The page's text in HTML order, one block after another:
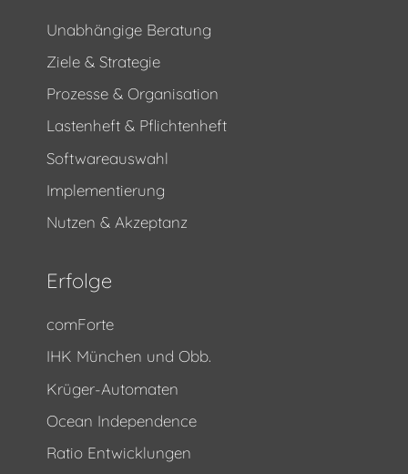
Unabhängige Beratung
Ziele & Strategie
Prozesse & Organisation
Lastenheft & Pflichtenheft
Softwareauswahl
Implementierung
Nutzen & Akzeptanz
Erfolge
comForte
IHK München und Obb.
Krüger-Automaten
Ocean Independence
Ratio Entwicklungen